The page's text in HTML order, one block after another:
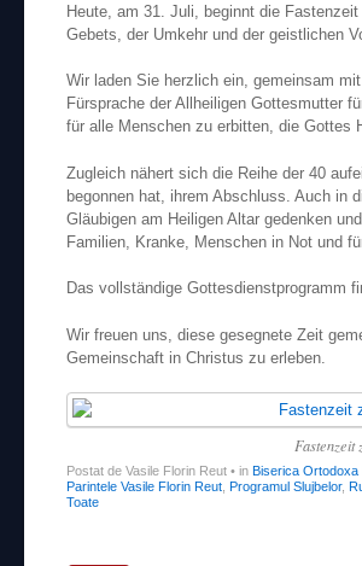
Heute, am 31. Juli, beginnt die
Gebets, der Umkehr und der geistlichen
Wir laden Sie herzlich ein, gemeinsam
Fürsprache der Allheiligen Gottesmutter
für alle Menschen zu erbitten, die Gottes
Zugleich nähert sich die Reihe der 40
begonnen hat, ihrem Abschluss. Auch in
Gläubigen am Heiligen Altar gedenken
Familien, Kranke, Menschen in Not und
Das vollständige Gottesdienstprogramm
Wir freuen uns, diese gesegnete Zeit
Gemeinschaft in Christus zu erleben.
Fastenzeit
Postat de Vasile Florin Reut • in Biserica
Parintele Vasile Florin Reut, Programul Slujbelor,
Toate